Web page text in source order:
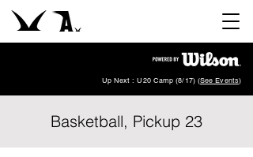
Up Next : U20 Camp (8/17) (See Events)
Basketball, Pickup 23